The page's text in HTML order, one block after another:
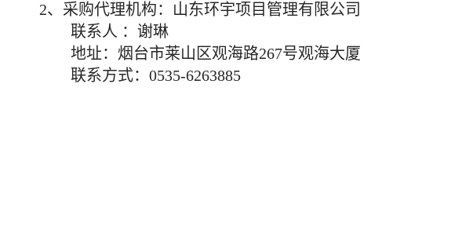
2、 采购代理机构：山东环宇项目管理有限公司
联系人 ：谢琳
地址：烟台市莱山区观海路267号观海大厦
联系方式： 0535-6263885